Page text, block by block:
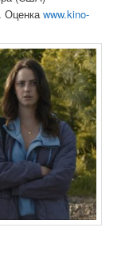
Оценкаwww.kino-